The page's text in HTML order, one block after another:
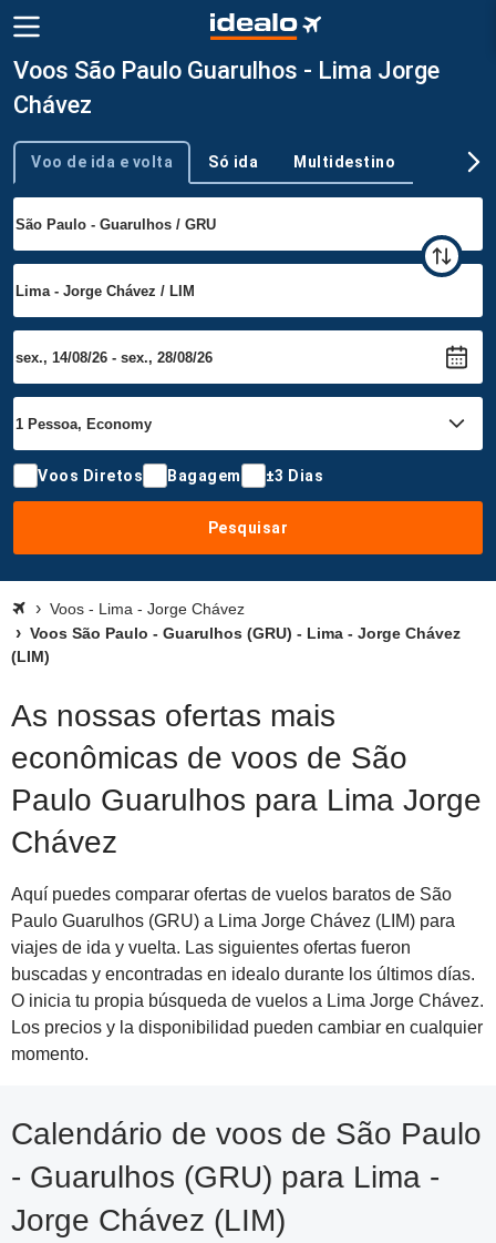
Voos São Paulo Guarulhos - Lima Jorge
Chávez
Tipo de viagem
Voo de ida e volta Só ida Multidestino
Voos Diretos Bagagem ±3 Dias
Pesquisar
Voos - Lima - Jorge Chávez
Voos São Paulo - Guarulhos (GRU) - Lima - Jorge Chávez
(LIM)
As nossas ofertas mais
econômicas de voos de São
Paulo Guarulhos para Lima Jorge
Chávez
Aquí puedes comparar ofertas de vuelos baratos de São
Paulo Guarulhos (GRU) a Lima Jorge Chávez (LIM) para
viajes de ida y vuelta. Las siguientes ofertas fueron
buscadas y encontradas en idealo durante los últimos días.
O inicia tu propia búsqueda de vuelos a Lima Jorge Chávez.
Los precios y la disponibilidad pueden cambiar en cualquier
momento.
Calendário de voos de São Paulo
- Guarulhos (GRU) para Lima -
Jorge Chávez (LIM)